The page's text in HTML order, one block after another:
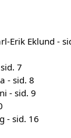
Erik Eklund -
7
- sid. 8
- sid. 9
- sid. 16